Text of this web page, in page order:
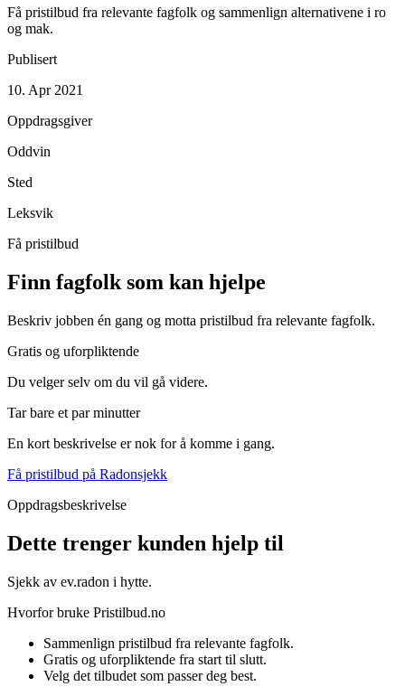
Få pristilbud fra relevante fagfolk og sammenlign alternativene i ro
og mak.
Publisert
10. Apr 2021
Oppdragsgiver
Oddvin
Sted
Leksvik
Få pristilbud
Finn fagfolk som kan hjelpe
Beskriv jobben én gang og motta pristilbud fra relevante fagfolk.
Gratis og uforpliktende
Du velger selv om du vil gå videre.
Tar bare et par minutter
En kort beskrivelse er nok for å komme i gang.
Få pristilbud på Radonsjekk
Oppdragsbeskrivelse
Dette trenger kunden hjelp til
Sjekk av ev.radon i hytte.
Hvorfor bruke Pristilbud.no
Sammenlign pristilbud fra relevante fagfolk.
Gratis og uforpliktende fra start til slutt.
Velg det tilbudet som passer deg best.